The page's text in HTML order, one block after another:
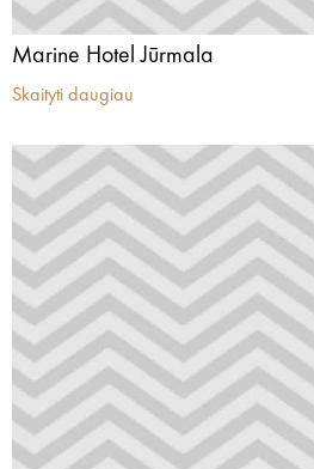
Marine Hotel Jūrmala
Skaityti daugiau